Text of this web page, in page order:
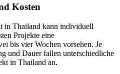
Kosten
in Thailand kann individuell
Projekte eine
bis vier Wochen vorsehen. Je
und Dauer fallen unterschiedliche
in Thailand an.